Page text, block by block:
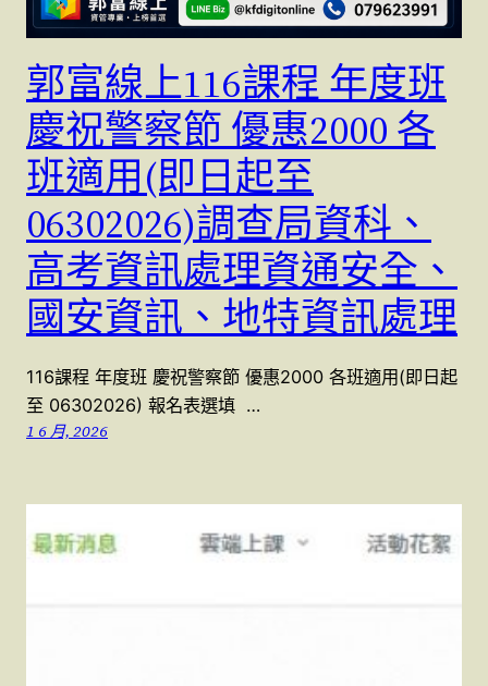
郭富線上116課程 年度班
慶祝警察節 優惠2000 各
班適用(即日起至
06302026)調查局資科、
高考資訊處理資通安全、
國安資訊、地特資訊處理
116課程 年度班 慶祝警察節 優惠2000 各班適用(即日起
至 06302026) 報名表選填 …
1 6 月, 2026